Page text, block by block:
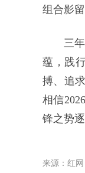
组合影
三
蕴，践
搏、追
相信
锋之势
来源：红网